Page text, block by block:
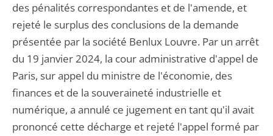
des pénalités correspondantes et de l'amende, et
rejeté le surplus des conclusions de la demande
présentée par la société Benlux Louvre. Par un arrêt
du 19 janvier 2024, la cour administrative d'appel de
Paris, sur appel du ministre de l'économie, des
finances et de la souveraineté industrielle et
numérique, a annulé ce jugement en tant qu'il avait
prononcé cette décharge et rejeté l'appel formé par